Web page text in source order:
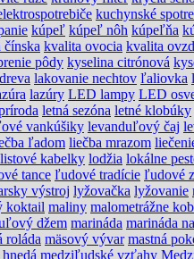
kuchynské
kúpeľ kúpeľ nôh kúpeľňa
čínska kvalita ovocia kvalita
pôdy kyselina citrónová
lakovanie nechtov ľaliovka
lazúry LED lampy LED
letná sezóna letné klobúky
vankúšiky levanduľový čaj
ľadom liečba mrazom
listové kabelky lodžia lokálne
tance ľudové tradície ľudové
výstroj lyžovačka lyžovanie
koktail maliny malometrážne
džem marináda marináda
roláda mäsový vývar mastná
medziľudské vzťahy